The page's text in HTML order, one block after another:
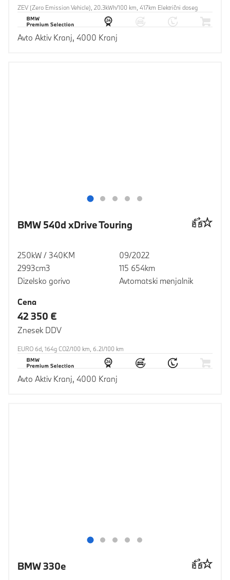
ZEV (Zero Emission Vehicle), 20.3kWh/100 km, 417km Električni doseg
Avto Aktiv Kranj, 4000 Kranj
BMW 540d xDrive Touring
250kW / 340KM
2993cm3
Dizelsko gorivo
09/2022
115 654km
Avtomatski menjalnik
Cena
42 350 €
Znesek DDV
EURO 6d, 164g CO2/100 km, 6.2l/100 km
Avto Aktiv Kranj, 4000 Kranj
BMW 330e